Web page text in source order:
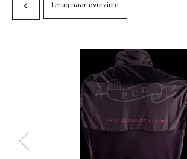
terug naar overzicht
Terug